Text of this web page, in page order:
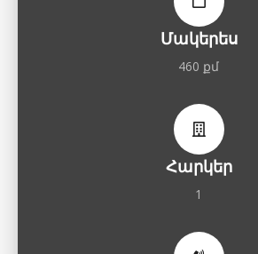
Մակերես
460 քմ
Հարկեր
1